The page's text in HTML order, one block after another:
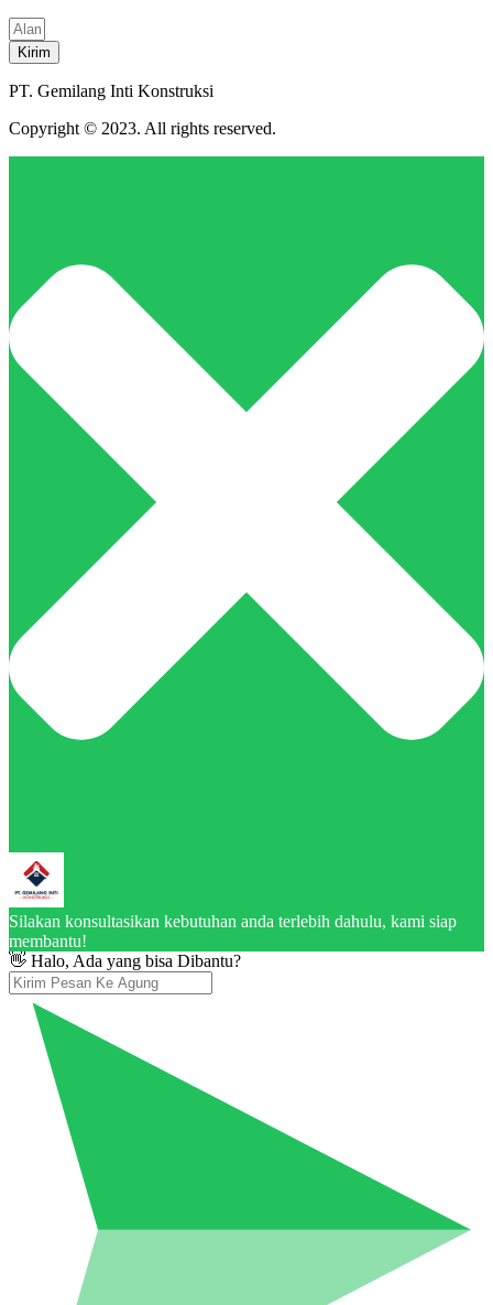
Kirim
PT. Gemilang Inti Konstruksi
Copyright © 2023. All rights reserved.
Silakan konsultasikan kebutuhan anda terlebih dahulu, kami siap
membantu!
👋 Halo, Ada yang bisa Dibantu?